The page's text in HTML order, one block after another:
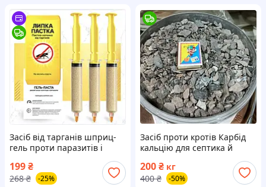
Засіб від тарганів шприц-
гель проти паразитів і
липка пастка
199₴
268 ₴ -25%
Засіб проти кротів Карбід
кальцію для септика й
відлякування гризунів
фракція 5х20
200₴ кг
400 ₴ -50%